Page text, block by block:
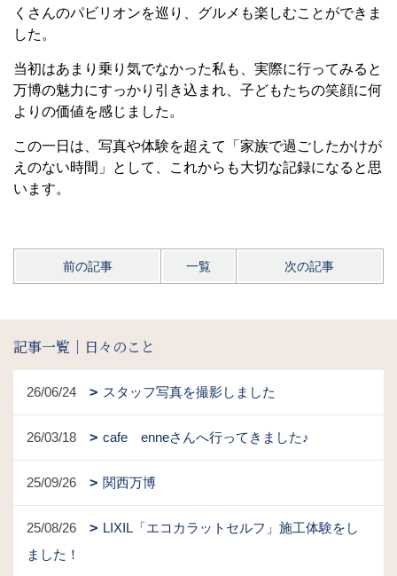
くさんのパビリオンを巡り、グルメも楽しむことができま
した。
当初はあまり乗り気でなかった私も、実際に行ってみると
万博の魅力にすっかり引き込まれ、子どもたちの笑顔に何
よりの価値を感じました。
この一日は、写真や体験を超えて「家族で過ごしたかけが
えのない時間」として、これからも大切な記録になると思
います。
前の記事 一覧 次の記事
記事一覧｜日々のこと
26/06/24 スタッフ写真を撮影しました
26/03/18 cafe enneさんへ行ってきました♪
25/09/26 関西万博
25/08/26
LIXIL「エコカラットセルフ」施工体験をし
ました！